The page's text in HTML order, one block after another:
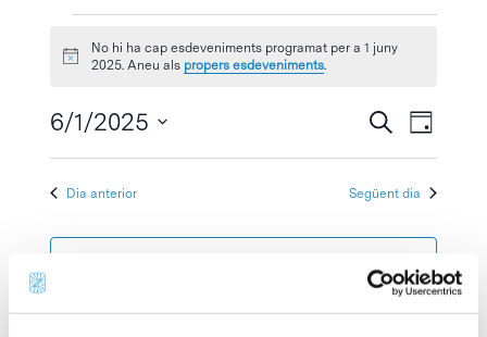
Esdeveniments
del
1
juny
2025
Avís
No hi ha cap esdeveniments programat per a 1 juny
2025. Aneu als propers esdeveniments.
visual
cerca
Cercar
Dia
6/1/2025
Dia anterior Següent dia